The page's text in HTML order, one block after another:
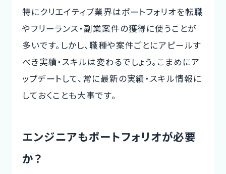
特にクリエイティブ業界はポートフォリオを転職
やフリーランス・副業案件の獲得に使うことが
多いです。しかし、職種や案件ごとにアピールす
べき実績・スキルは変わるでしょう。こまめにア
ップデートして、常に最新の実績・スキル情報に
しておくことも大事です。
エンジニアもポートフォリオが必要
か？